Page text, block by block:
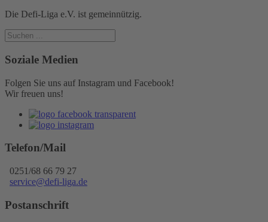
Die Defi-Liga e.V. ist gemeinnützig.
Soziale Medien
Folgen Sie uns auf Instagram und Facebook!
Wir freuen uns!
Telefon/Mail
0251/68 66 79 27
service@defi-liga.de
Postanschrift